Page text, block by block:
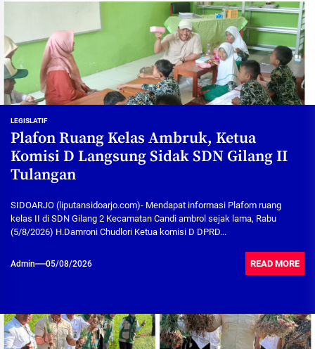
LEGISLATIF
Plafon Ruang Kelas Ambruk, Ketua
Komisi D Langsung Sidak SDN Gilang II
Tulangan
SIDOARJO (liputansidoarjo.com)- Mendapat informasi Plafom ruang
kelas II di SDN Gilang 2 Kecamatan Candi ambrol sejak lama, Rabu
(5/8/2026) H.Damroni Chudlori Ketua komisi D DPRD...
Admin 05/08/2026 READ MORE